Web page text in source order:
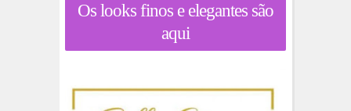
Os looks finos e elegantes são
aqui